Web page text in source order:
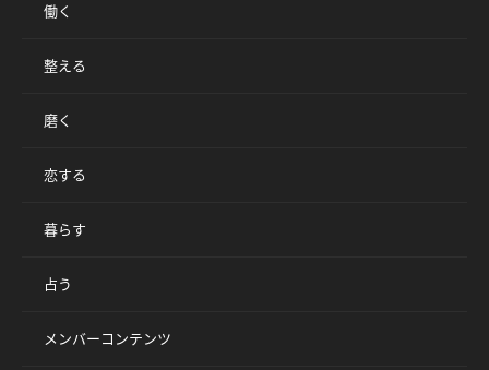
働く
整える
磨く
恋する
暮らす
占う
メンバーコンテンツ